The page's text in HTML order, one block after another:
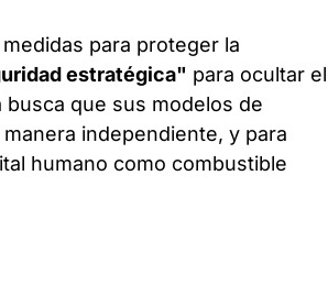
para proteger la
estratégica" para ocultar el
que sus modelos de
independiente, y para
humano como combustible